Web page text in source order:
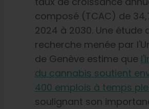
composé (TCAC) de
2024 à 2030. Une étude
recherche menée par
de Genève estime que
du cannabis soutient
400 emplois à temps
soulignant son